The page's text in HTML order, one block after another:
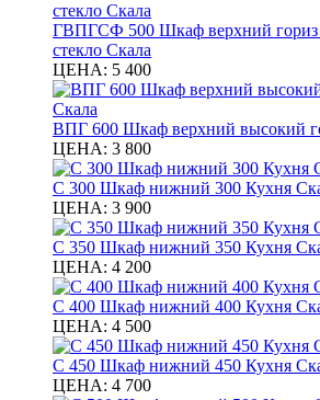
ГВПГСФ 500 Шкаф верхний гориз
стекло Скала
ЦЕНА: 5 400
ВПГ 600 Шкаф верхний высокий
ЦЕНА: 3 800
С 300 Шкаф нижний 300 Кухня
ЦЕНА: 3 900
С 350 Шкаф нижний 350 Кухня
ЦЕНА: 4 200
С 400 Шкаф нижний 400 Кухня
ЦЕНА: 4 500
С 450 Шкаф нижний 450 Кухня
ЦЕНА: 4 700